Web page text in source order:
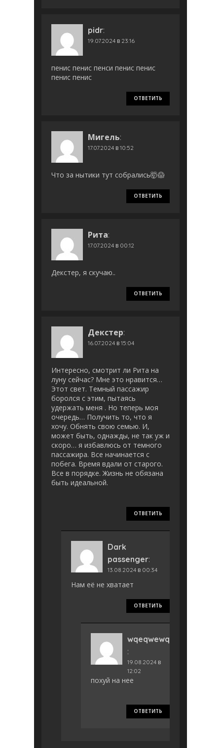
pidr:
19.07.2024 в 23:16
пенис пенис пенси пенис пенис
пенис пенис
ОТВЕТИТЬ
Мигель:
17.07.2024 в 10:52
Что за нытики тут собрались🤯😱
ОТВЕТИТЬ
Рита:
17.07.2024 в 00:12
Декстер, я скучаю..
ОТВЕТИТЬ
Декстер:
16.07.2024 в 15:04
Интересно, смотрит ли Рита на
луну сейчас? Мне это нравится…
Этот свет. Темный пассажир
боролся с этим, пытаясь
удержать меня . Но теперь моя
очередь… Получить то, что я
хочу. Обнять свою семью. И,
может быть, однажды, не так уж и
скоро… я избавлюсь от темного
пассажира. Все начинается с
побега. Время вдали от старого.
Все в порядке. Жизнь не обязана
быть идеальной.
ОТВЕТИТЬ
Dark
passenger:
13.08.2024 в 00:34
Нам её не хватает
ОТВЕТИТЬ
wqeqwewq
:
19.08.2024 в
12:02
похуй на нее
ОТВЕТИТЬ